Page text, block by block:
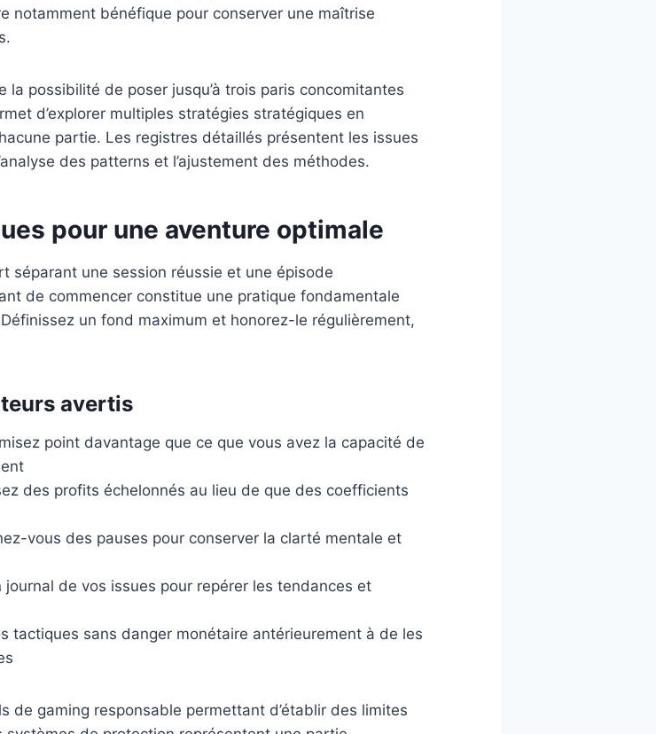
notamment bénéfique pour conserver une maîtrise
possibilité de poser jusqu’à trois paris concomitantes
d’explorer multiples stratégies stratégiques en
partie. Les registres détaillés présentent les issues
des patterns et l’ajustement des méthodes.
pour une aventure optimale
séparant une session réussie et une épisode
de commencer constitue une pratique fondamentale
un fond maximum et honorez-le régulièrement,
avertis
point davantage que ce que vous avez la capacité de
des profits échelonnés au lieu de que des coefficients
vous des pauses pour conserver la clarté mentale et
journal de vos issues pour repérer les tendances et
tactiques sans danger monétaire antérieurement à de les
de gaming responsable permettant d’établir des limites